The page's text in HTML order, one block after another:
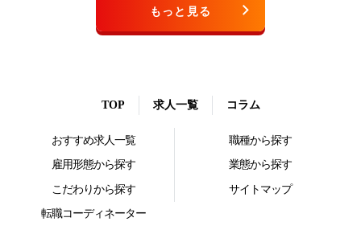
もっと見る
TOP 求人一覧 コラム
おすすめ求人一覧 職種から探す
雇用形態から探す 業態から探す
こだわりから探す サイトマップ
転職コーディネーター